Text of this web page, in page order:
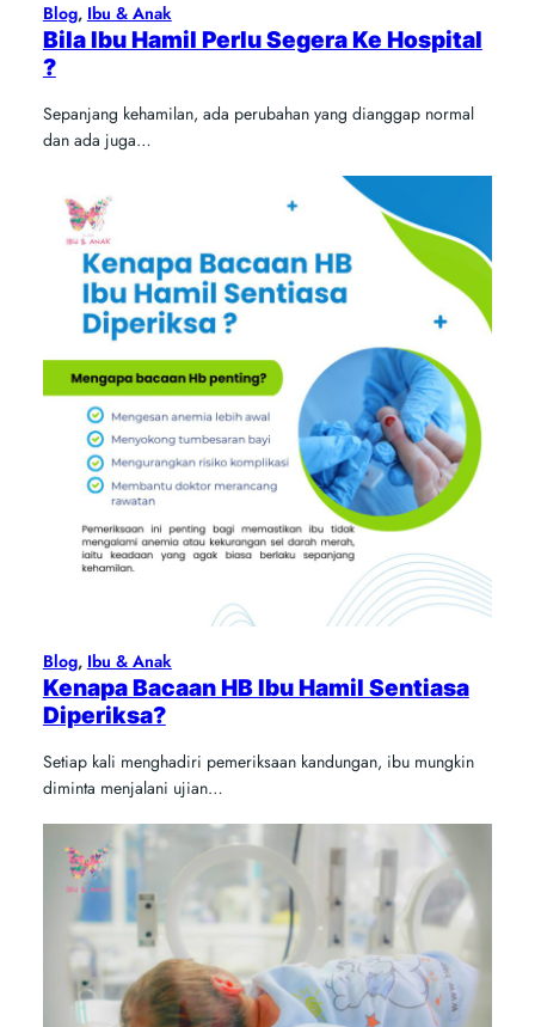
Blog, Ibu & Anak
Bila Ibu Hamil Perlu Segera Ke Hospital
?
Sepanjang kehamilan, ada perubahan yang dianggap normal
dan ada juga…
Blog, Ibu & Anak
Kenapa Bacaan HB Ibu Hamil Sentiasa
Diperiksa?
Setiap kali menghadiri pemeriksaan kandungan, ibu mungkin
diminta menjalani ujian…